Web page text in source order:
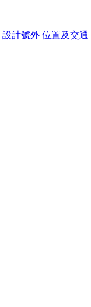
設計號外 位置及交通